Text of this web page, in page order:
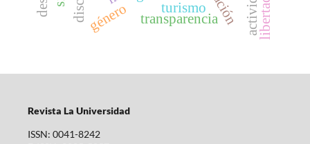
turismo libertad
transparencia
género
Revista La Universidad
ISSN: 0041-8242